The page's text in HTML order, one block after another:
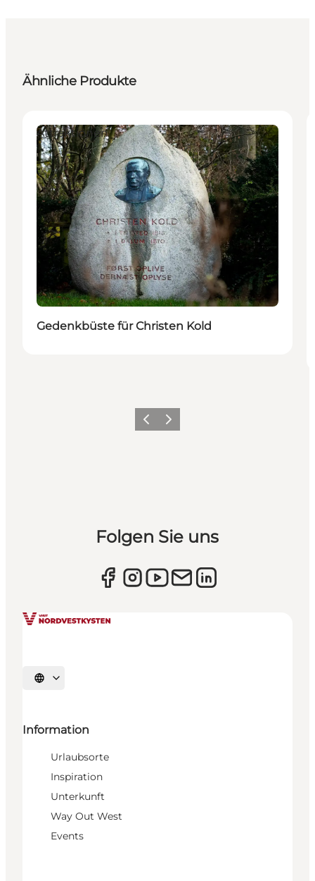
Ähnliche Produkte
Attraktionen
Gedenkbüste für Christen Kold
ZurückWeiter
Folgen Sie uns
Sprache auswählen
Information
Urlaubsorte
Inspiration
Unterkunft
Way Out West
Events